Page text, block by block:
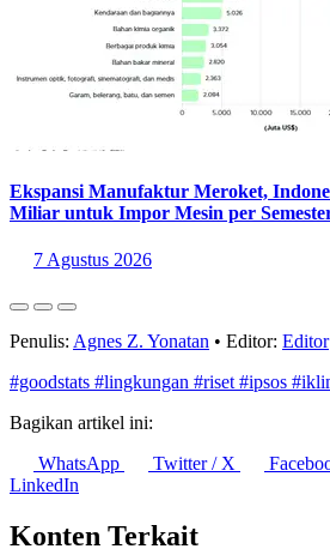
Ekspansi Manufaktur Meroket,
Miliar untuk Impor Mesin per
7 Agustus 2026
Penulis: Agnes Z. Yonatan • Editor: Editor
#goodstats #lingkungan #riset#ipsos
Bagikan artikel ini:
WhatsApp
Twitter / X
LinkedIn
Konten Terkait